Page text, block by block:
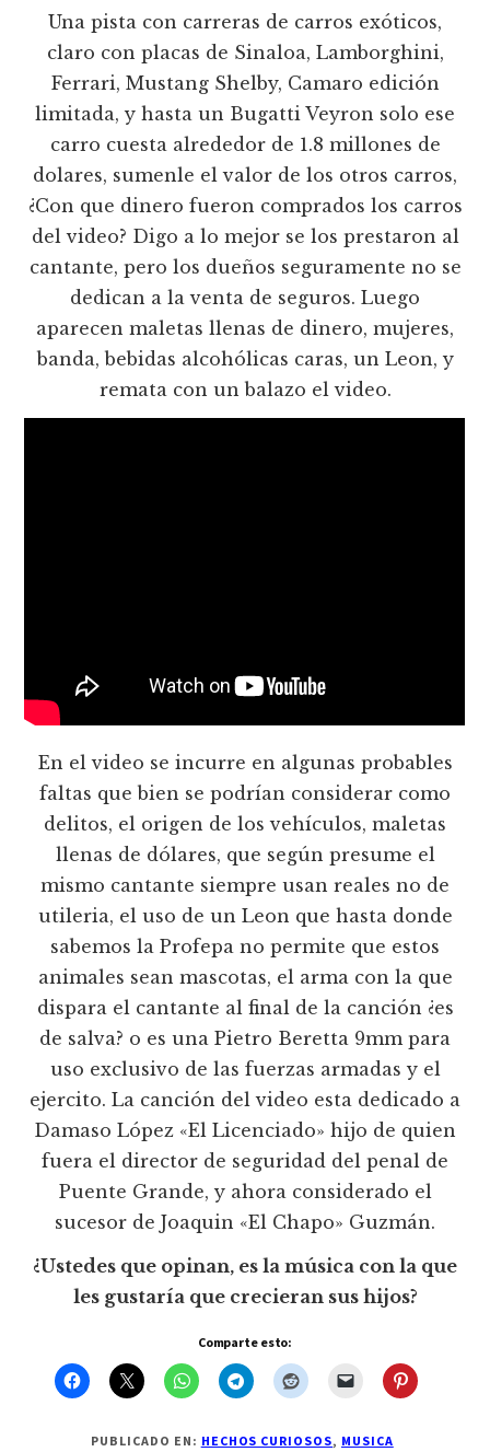
Una pista con carreras de carros exóticos,
claro con placas de Sinaloa, Lamborghini,
Ferrari, Mustang Shelby, Camaro edición
limitada, y hasta un Bugatti Veyron solo ese
carro cuesta alrededor de 1.8 millones de
dolares, sumenle el valor de los otros carros,
¿Con que dinero fueron comprados los carros
del video? Digo a lo mejor se los prestaron al
cantante, pero los dueños seguramente no se
dedican a la venta de seguros. Luego
aparecen maletas llenas de dinero, mujeres,
banda, bebidas alcohólicas caras, un Leon, y
remata con un balazo el video.
En el video se incurre en algunas probables
faltas que bien se podrían considerar como
delitos, el origen de los vehículos, maletas
llenas de dólares, que según presume el
mismo cantante siempre usan reales no de
utileria, el uso de un Leon que hasta donde
sabemos la Profepa no permite que estos
animales sean mascotas, el arma con la que
dispara el cantante al final de la canción ¿es
de salva? o es una Pietro Beretta 9mm para
uso exclusivo de las fuerzas armadas y el
ejercito. La canción del video esta dedicado a
Damaso López «El Licenciado» hijo de quien
fuera el director de seguridad del penal de
Puente Grande, y ahora considerado el
sucesor de Joaquin «El Chapo» Guzmán.
¿Ustedes que opinan, es la música con la que
les gustaría que crecieran sus hijos?
Comparte esto:
PUBLICADO EN: HECHOS CURIOSOS, MUSICA